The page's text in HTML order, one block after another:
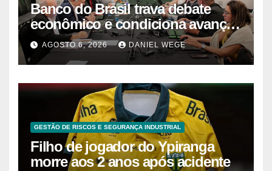
Banco do Brasil trava debate
econômico e condiciona avanços
à decisão da Fenaban | Contec
Brasil
AGOSTO 6, 2026 DANIEL WEGE
GESTÃO DE RISCOS E SEGURANÇA INDUSTRIAL
Filho de jogador do Ypiranga
morre aos 2 anos após acidente